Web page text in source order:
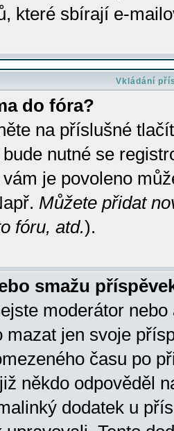
které sbírají e-
Vkládání
do fóra?
na příslušné
nutné se
je povoleno
Můžete přidat
fóru, atd.).
smažu
moderátor
mazat jen svoje
času po
někdo odpověděl
dodatek u